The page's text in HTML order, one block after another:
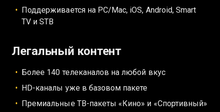
Поддерживается на PC/Mac, iOS, Android, Smart
TV и STB
Легальный контент
Более 140 телеканалов на любой вкус
HD-каналы уже в базовом пакете
Премиальные ТВ-пакеты «Кино» и «Спортивный»